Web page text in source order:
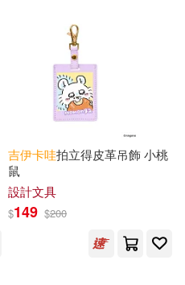
吉伊卡哇拍立得皮革吊飾 小桃
鼠
設計文具
$149 $200